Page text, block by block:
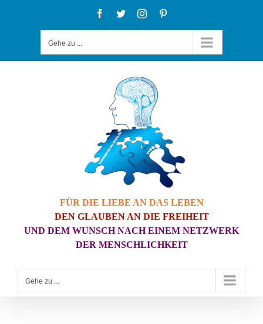
Facebook
TwitterInstagram
Gehe zu ...
FÜR DIE LIEBE AN DAS LEBEN
DEN GLAUBEN AN DIE FREIHEIT
UND DEM WUNSCH NACH EINEM NETZWERK
DER MENSCHLICHKEIT
Gehe zu ...